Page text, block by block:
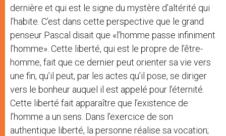
dernière et qui est le signe du mystère d’altérité qui
l’habite. C’est dans cette perspective que le grand
penseur Pascal disait que «l’homme passe infiniment
l’homme». Cette liberté, qui est le propre de l’être-
homme, fait que ce dernier peut orienter sa vie vers
une fin, qu’il peut, par les actes qu’il pose, se diriger
vers le bonheur auquel il est appelé pour l’éternité.
Cette liberté fait apparaître que l’existence de
l’homme a un sens. Dans l’exercice de son
authentique liberté, la personne réalise sa vocation;